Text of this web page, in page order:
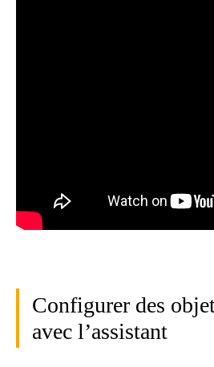
Configurer des
avec l’assistant